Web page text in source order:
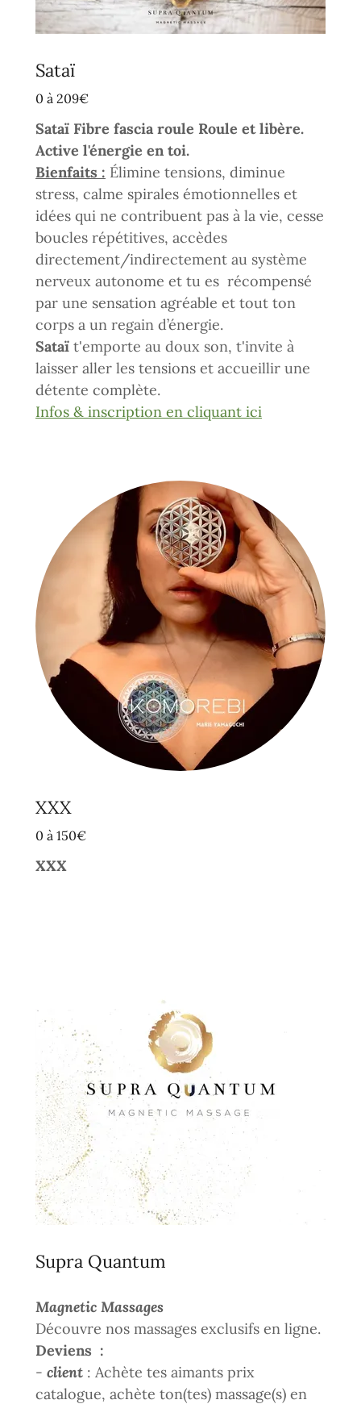
Sataï
0 à 209€
Sataï Fibre fascia roule Roule et libère.
Active l'énergie en toi.
Bienfaits : Élimine tensions, diminue
stress, calme spirales émotionnelles et
idées qui ne contribuent pas à la vie, cesse
boucles répétitives, accèdes
directement/indirectement au système
nerveux autonome et tu es récompensé
par une sensation agréable et tout ton
corps a un regain d’énergie.
Sataï t'emporte au doux son, t'invite à
laisser aller les tensions et accueillir une
détente complète.
Infos & inscription en cliquant ici
XXX
0 à 150€
XXX
Supra Quantum
Magnetic Massages
Découvre nos massages exclusifs en ligne.
Deviens :
- client : Achète tes aimants prix
catalogue, achète ton(tes) massage(s) en